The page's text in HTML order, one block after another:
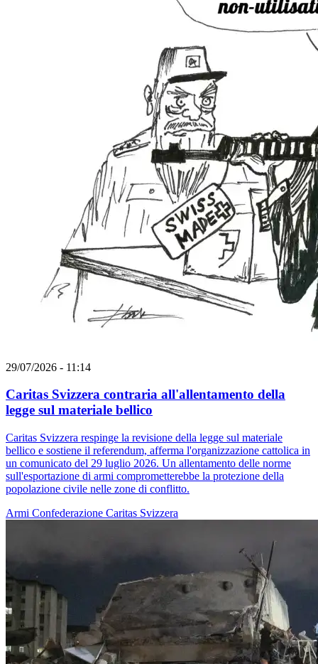
29/07/2026 - 11:14
Caritas Svizzera contraria all'allentamento della
legge sul materiale bellico
Caritas Svizzera respinge la revisione della legge sul materiale
bellico e sostiene il referendum, afferma l'organizzazione cattolica in
un comunicato del 29 luglio 2026. Un allentamento delle norme
sull'esportazione di armi comprometterebbe la protezione della
popolazione civile nelle zone di conflitto.
Armi Confederazione Caritas Svizzera